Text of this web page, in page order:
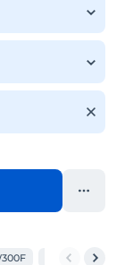
XCMG ZL30GV